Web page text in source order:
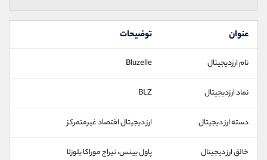
عنوان توضیحات
نام ارزدیجیتال Bluzelle
نماد ارزدیجیتال BLZ
دسته ارز دیجیتال ارز دیجیتال اقتصاد غیرمتمرکز
خالق ارز دیجیتال پاول بینس، نیراج موراکا بلوزلا